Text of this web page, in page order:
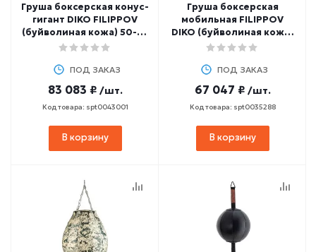
Груша боксерская конус-
гигант DIKO FILIPPOV
(буйволиная кожа) 50-70
кг, 100 см
ПОД ЗАКАЗ
83 083 ₽ /шт.
Код товара: spt0043001
В корзину
Груша боксерская
мобильная FILIPPOV
DIKO (буйволиная кожа)
20 кг, 60 см
ПОД ЗАКАЗ
67 047 ₽ /шт.
Код товара: spt0035288
В корзину